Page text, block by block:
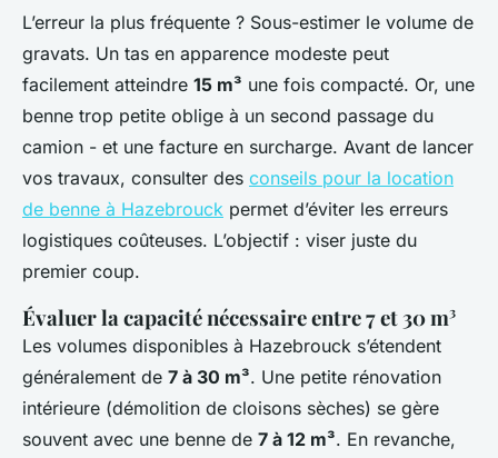
L’erreur la plus fréquente ? Sous-estimer le volume de
gravats. Un tas en apparence modeste peut
facilement atteindre 15 m³ une fois compacté. Or, une
benne trop petite oblige à un second passage du
camion - et une facture en surcharge. Avant de lancer
vos travaux, consulter des conseils pour la location
de benne à Hazebrouck permet d’éviter les erreurs
logistiques coûteuses. L’objectif : viser juste du
premier coup.
Évaluer la capacité nécessaire entre 7 et 30 m³
Les volumes disponibles à Hazebrouck s’étendent
généralement de 7 à 30 m³. Une petite rénovation
intérieure (démolition de cloisons sèches) se gère
souvent avec une benne de 7 à 12 m³. En revanche,